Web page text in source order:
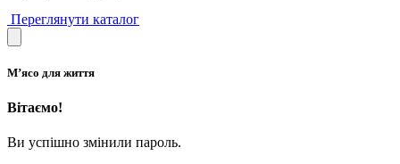
Переглянути каталог
М’ясо для життя
Вітаємо!
Ви успішно змінили пароль.